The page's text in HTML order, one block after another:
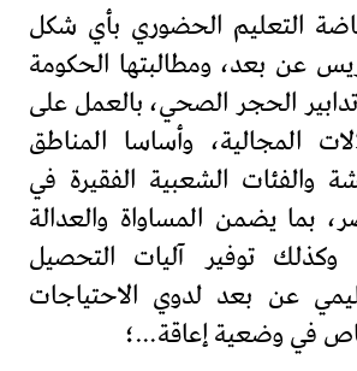
التعليم الحضوري بأي شكل
عن بعد، ومطالبتها الحكومة
الحجر الصحي، بالعمل على
المجالية، وأساسا المناطق
والفئات الشعبية الفقيرة في
بما يضمن المساواة والعدالة
وكذلك توفير آليات التحصيل
عن بعد لدوي الاحتياجات
في وضعية إعاقة…؛